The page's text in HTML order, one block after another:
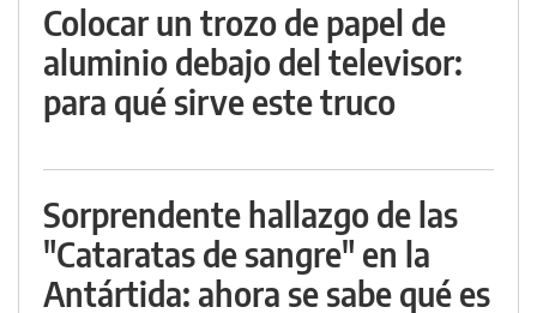
Colocar un trozo de papel de
aluminio debajo del televisor:
para qué sirve este truco
Sorprendente hallazgo de las
"Cataratas de sangre" en la
Antártida: ahora se sabe qué es